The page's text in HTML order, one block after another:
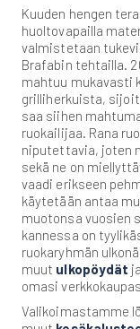
Kuuden hengen
huoltovapailla
valmistetaan
Brafabin tehtailla.
mahtuu mukavasti
grilliherkuista,
saa siihen
ruokailijaa. Rana
niputettavia, joten
sekä ne on
vaadi erikseen
käytetään antaa
muotonsa vuosien
kannessa on
ruokaryhmän
muut ulkopöydät ja
omasi
Valikoimastamme